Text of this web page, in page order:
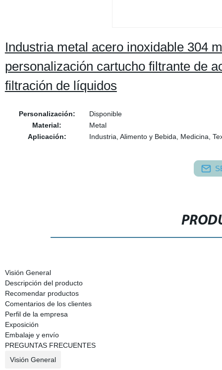
Industria metal acero inoxidable 304
personalización cartucho filtrante de
filtración de líquidos
Personalización:
Disponible
Material:
Metal
Aplicación:
Industria, Alimento y Bebida, Medicina,
Visión General
Descripción del producto
Recomendar productos
Comentarios de los clientes
Perfil de la empresa
Exposición
Embalaje y envío
PREGUNTAS FRECUENTES
Visión General